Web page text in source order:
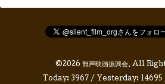
©2026 無声映画振興会. All
Today: 3967 / Yesterday: 14695